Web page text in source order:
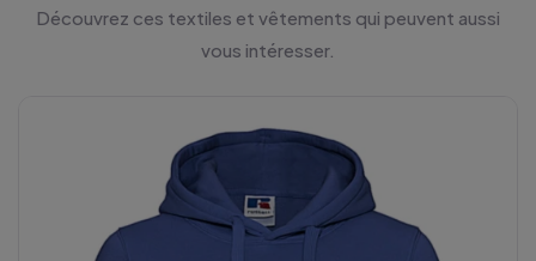
Découvrez ces textiles et vêtements qui peuvent aussi
vous intéresser.